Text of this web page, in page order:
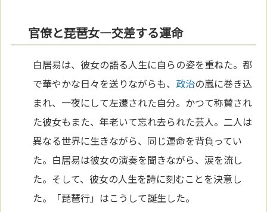
官僚と琵琶女—交差する運命
白居易は、彼女の語る人生に自らの姿を重ねた。都
で華やかな日々を送りながらも、 政治の嵐に巻き込
まれ、一夜にして左遷された自分。かつて称賛され
た彼女もまた、年老いて忘れ去られた芸人。二人は
異なる世界に生きながら、同じ運命を背負ってい
た。白居易は彼女の演奏を聞きながら、涙を流し
た。そして、彼女の人生を詩に刻むことを決意し
た。「琵琶行」はこうして誕生した。